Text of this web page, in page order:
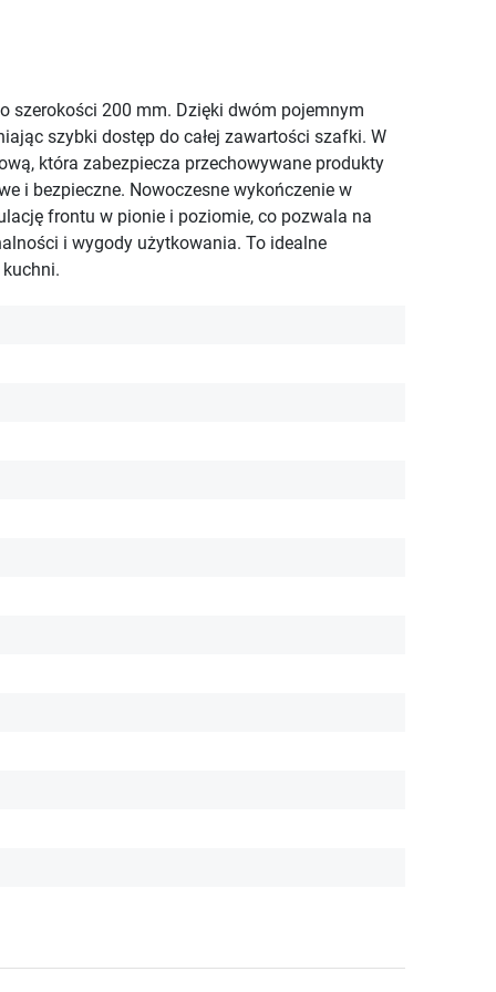
szerokości 200 mm. Dzięki dwóm pojemnym
szybki dostęp do całej zawartości szafki. W
która zabezpiecza przechowywane produkty
i bezpieczne. Nowoczesne wykończenie w
frontu w pionie i poziomie, co pozwala na
i wygody użytkowania. To idealne